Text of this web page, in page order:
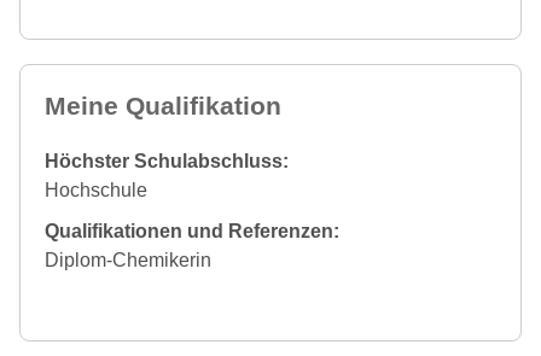
Meine Qualifikation
Höchster Schulabschluss:
Hochschule
Qualifikationen und Referenzen:
Diplom-Chemikerin